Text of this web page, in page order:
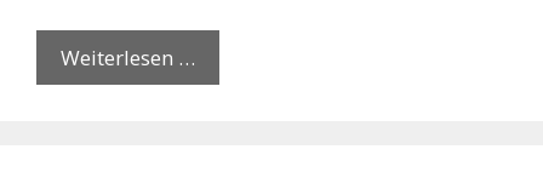
Weiterlesen …